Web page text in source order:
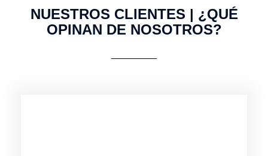
NUESTROS CLIENTES | ¿QUÉ
OPINAN DE NOSOTROS?